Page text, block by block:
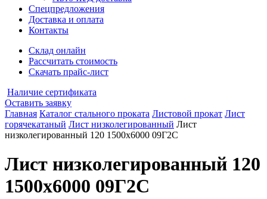
Спецпредложения
Доставка и оплата
Контакты
Склад онлайн
Рассчитать стоимость
Скачать прайс-лист
Наличие сертификата
Оставить заявку
Главная Каталог стального проката Листовой прокат Лист
горячекатаный Лист низколегированный Лист
низколегированный 120 1500х6000 09Г2С
Лист низколегированный 120
1500х6000 09Г2С